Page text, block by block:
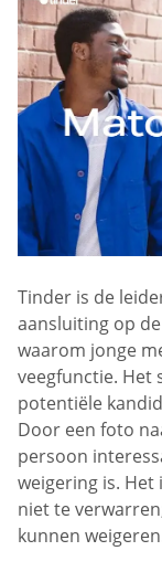
Tinder is de
aansluiting op
waarom jonge
veegfunctie. Het
potentiële
Door een foto
persoon
weigering is. Het
niet te
kunnen